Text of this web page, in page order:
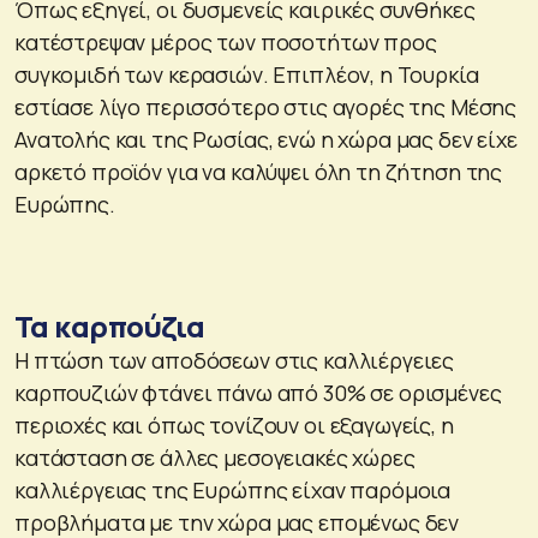
Όπως εξηγεί, οι δυσμενείς καιρικές συνθήκες
κατέστρεψαν μέρος των ποσοτήτων προς
συγκομιδή των κερασιών. Επιπλέον, η Τουρκία
εστίασε λίγο περισσότερο στις αγορές της Μέσης
Ανατολής και της Ρωσίας, ενώ η χώρα μας δεν είχε
αρκετό προϊόν για να καλύψει όλη τη ζήτηση της
Ευρώπης.
Τα καρπούζια
Η πτώση των αποδόσεων στις καλλιέργειες
καρπουζιών φτάνει πάνω από 30% σε ορισμένες
περιοχές και όπως τονίζουν οι εξαγωγείς, η
κατάσταση σε άλλες μεσογειακές χώρες
καλλιέργειας της Ευρώπης είχαν παρόμοια
προβλήματα με την χώρα μας επομένως δεν